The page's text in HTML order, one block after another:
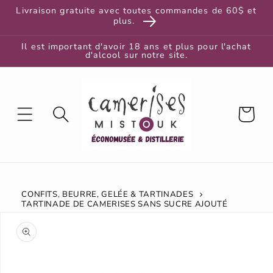
passer
Livraison gratuite avec toutes commandes de 60$ et
plus.
Il est important d'avoir 18 ans et plus pour l'achat
d'alcool sur notre site.
CONFITS, BEURRE, GELÉE & TARTINADES
TARTINADE DE CAMERISES SANS SUCRE AJOUTÉ
informations
produits